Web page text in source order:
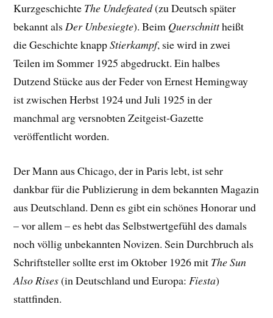
Kurzgeschichte The Undefeated(zu Deutsch später
bekannt alsDer Unbesiegte). Beim Querschnittheißt
die Geschichte knappStierkampf, sie wird in zwei
Teilen im Sommer 1925 abgedruckt. Ein halbes
Dutzend Stücke aus der Feder von Ernest Hemingway
ist zwischen Herbst 1924 und Juli 1925 in der
manchmal arg versnobten Zeitgeist-Gazette
veröffentlicht worden.
Der Mann aus Chicago, der in Paris lebt, ist sehr
dankbar für die Publizierung in dem bekannten Magazin
aus Deutschland. Denn es gibt ein schönes Honorar und
– vor allem – es hebt das Selbstwertgefühl des damals
noch völlig unbekannten Novizen. Sein Durchbruch als
Schriftsteller sollte erst im Oktober 1926 mit The Sun
Also Rises(in Deutschland und Europa:Fiesta)
stattfinden.